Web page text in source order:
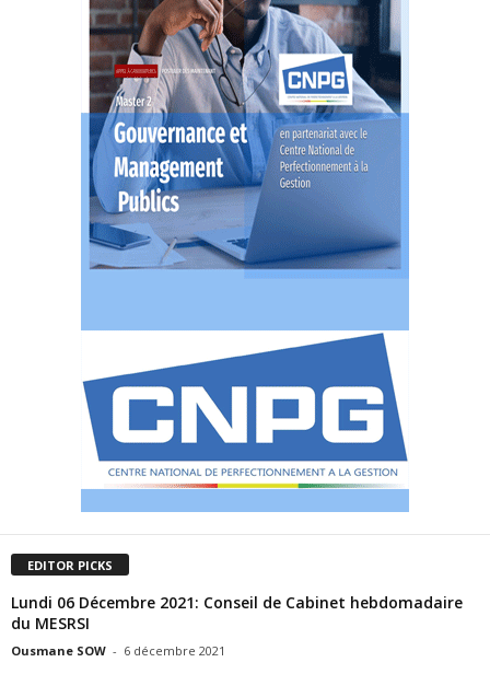
EDITOR PICKS
Lundi 06 Décembre 2021: Conseil de Cabinet hebdomadaire
du MESRSI
Ousmane SOW - 6 décembre 2021